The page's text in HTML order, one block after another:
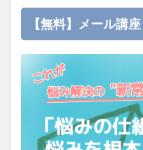
【無料】メール講座